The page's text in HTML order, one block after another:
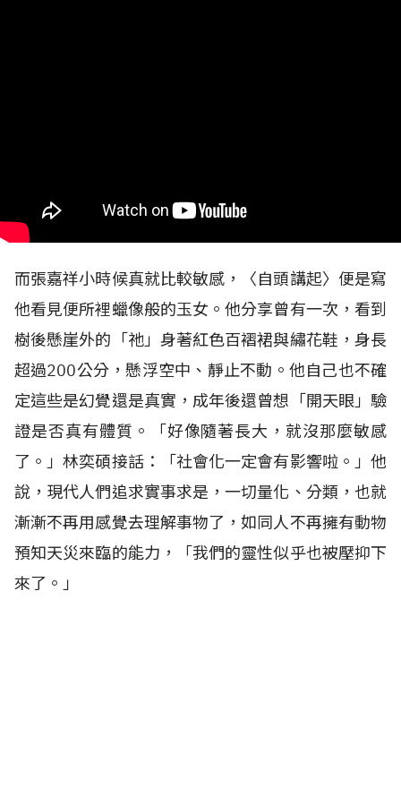
而張嘉祥小時候真就比較敏感，〈自頭講起〉便是寫
他看見便所裡蠟像般的玉女。他分享曾有一次，看到
樹後懸崖外的「祂」身著紅色百褶裙與繡花鞋，身長
超過200公分，懸浮空中、靜止不動。他自己也不確
定這些是幻覺還是真實，成年後還曾想「開天眼」驗
證是否真有體質。「好像隨著長大，就沒那麼敏感
了。」林奕碩接話：「社會化一定會有影響啦。」他
說，現代人們追求實事求是，一切量化、分類，也就
漸漸不再用感覺去理解事物了，如同人不再擁有動物
預知天災來臨的能力，「我們的靈性似乎也被壓抑下
來了。」